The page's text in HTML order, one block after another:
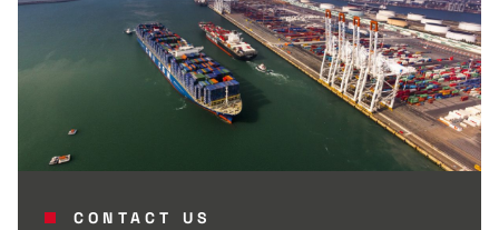
CONTACT US